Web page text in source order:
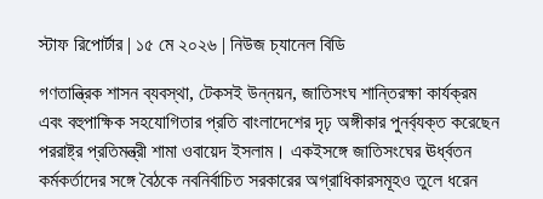
স্টাফ রিপোর্টার | ১৫ মে ২০২৬ | নিউজ চ্যানেল বিডি
গণতান্ত্রিক শাসন ব্যবস্থা, টেকসই উন্নয়ন, জাতিসংঘ শান্তিরক্ষা কার্যক্রম
এবং বহুপাক্ষিক সহযোগিতার প্রতি বাংলাদেশের দৃঢ় অঙ্গীকার পুনর্ব্যক্ত করেছেন
পররাষ্ট্র প্রতিমন্ত্রী শামা ওবায়েদ ইসলাম। একইসঙ্গে জাতিসংঘের ঊর্ধ্বতন
কর্মকর্তাদের সঙ্গে বৈঠকে নবনির্বাচিত সরকারের অগ্রাধিকারসমূহও তুলে ধরেন